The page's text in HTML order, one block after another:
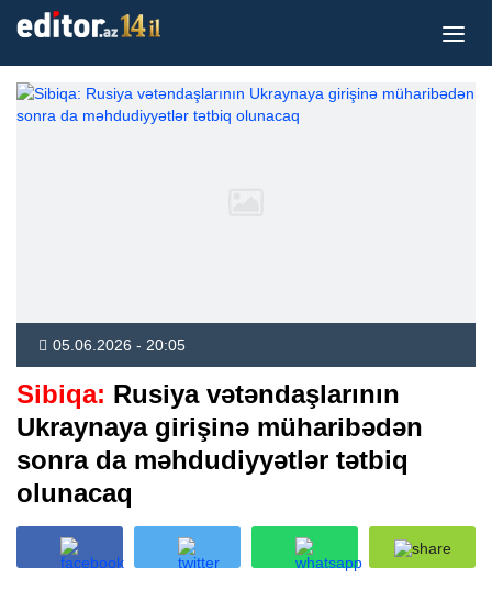
05.06.2026 - 20:05
Sibiqa: Rusiya vətəndaşlarının
Ukraynaya girişinə müharibədən
sonra da məhdudiyyətlər tətbiq
olunacaq